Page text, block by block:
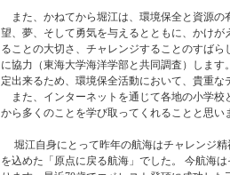
また、かねてから堀江は、環境保全と資源の
望、夢、そして勇気を与えるとともに、かけ
ることの大切さ、チャレンジすることのすば
に協力（東海大学海洋学部と共同調査）しま
定出来るため、環境保全活動において、貴重な
また、インターネットを通じて各地の小学校
から多くのことを学び取ってくれることと思い
堀江自身にとって昨年の航海はチャレンジ
を込めた「原点に戻る航海」でした。 今航海